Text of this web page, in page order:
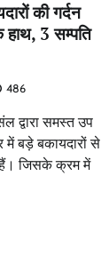
की गर्दन
3 सम्पति
486
द्वारा समस्त उप
में बड़े बकायदारों से
हैं। जिसके क्रम में